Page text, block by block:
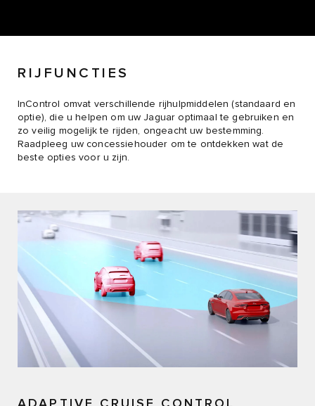
RIJFUNCTIES
InControl omvat verschillende rijhulpmiddelen (standaard en
optie), die u helpen om uw Jaguar optimaal te gebruiken en
zo veilig mogelijk te rijden, ongeacht uw bestemming.
Raadpleeg uw concessiehouder om te ontdekken wat de
beste opties voor u zijn.